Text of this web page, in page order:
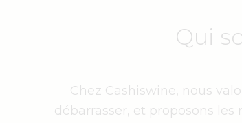
Qui
Chez Cashiswine, nous
débarrasser, et proposons